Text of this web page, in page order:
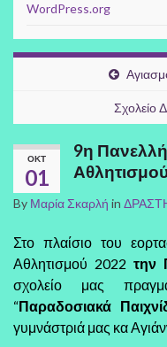
WordPress.org
Σχολείο
ΟΚΤ
01
9η
By Μαρία Σκαρλή in
Στο πλαίσιο του
Αθλητισμού 2022 την
σχολείο μας
“Παραδοσιακά
γυμνάστριά μας κα